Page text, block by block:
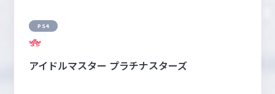
PS4
アイドルマスター プラチナスターズ